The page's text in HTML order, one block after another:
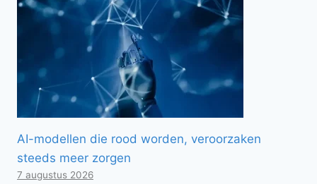
AI-modellen die rood worden, veroorzaken
steeds meer zorgen
7 augustus 2026